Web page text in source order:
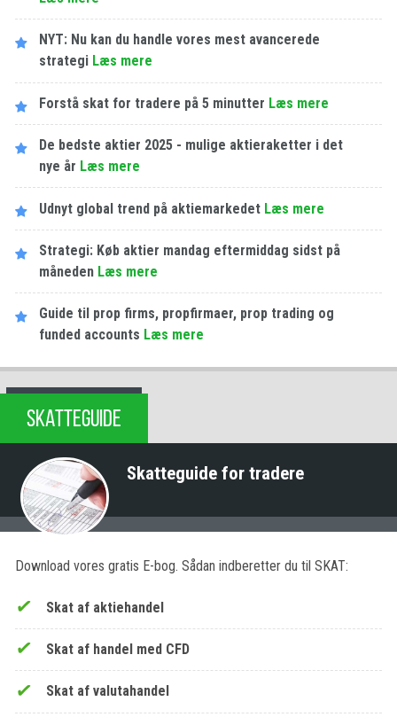
NYT: Nu kan du handle vores mest avancerede
strategi Læs mere
Forstå skat for tradere på 5 minutter Læs mere
De bedste aktier 2025 - mulige aktieraketter i det
nye år Læs mere
Udnyt global trend på aktiemarkedet Læs mere
Strategi: Køb aktier mandag eftermiddag sidst på
måneden Læs mere
Guide til prop firms, propfirmaer, prop trading og
funded accounts Læs mere
SKATTEGUIDE
Skatteguide for tradere
Download vores gratis E-bog. Sådan indberetter du til SKAT:
Skat af aktiehandel
Skat af handel med CFD
Skat af valutahandel